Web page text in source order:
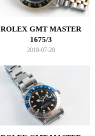
ROLEX GMT MASTER
1675/3
2018-07-28